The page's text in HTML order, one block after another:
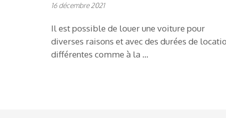
16 décembre 2021
Il est possible de louer une voiture pour
diverses raisons et avec des durées de
différentes comme à la …